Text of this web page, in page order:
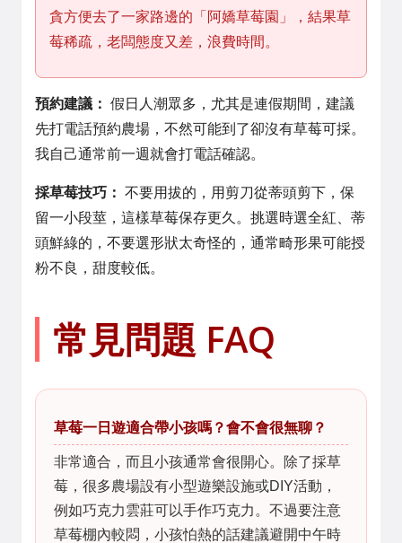
貪方便去了一家路邊的「阿嬌草莓園」，結果草
莓稀疏，老闆態度又差，浪費時間。
預約建議： 假日人潮眾多，尤其是連假期間，建議
先打電話預約農場，不然可能到了卻沒有草莓可採。
我自己通常前一週就會打電話確認。
採草莓技巧： 不要用拔的，用剪刀從蒂頭剪下，保
留一小段莖，這樣草莓保存更久。挑選時選全紅、蒂
頭鮮綠的，不要選形狀太奇怪的，通常畸形果可能授
粉不良，甜度較低。
常見問題 FAQ
草莓一日遊適合帶小孩嗎？會不會很無聊？
非常適合，而且小孩通常會很開心。除了採草
莓，很多農場設有小型遊樂設施或DIY活動，
例如巧克力雲莊可以手作巧克力。不過要注意
草莓棚內較悶，小孩怕熱的話建議避開中午時